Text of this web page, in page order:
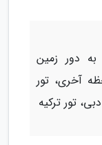
دور زمین
آخری، تور
دبی، تور ترکیه